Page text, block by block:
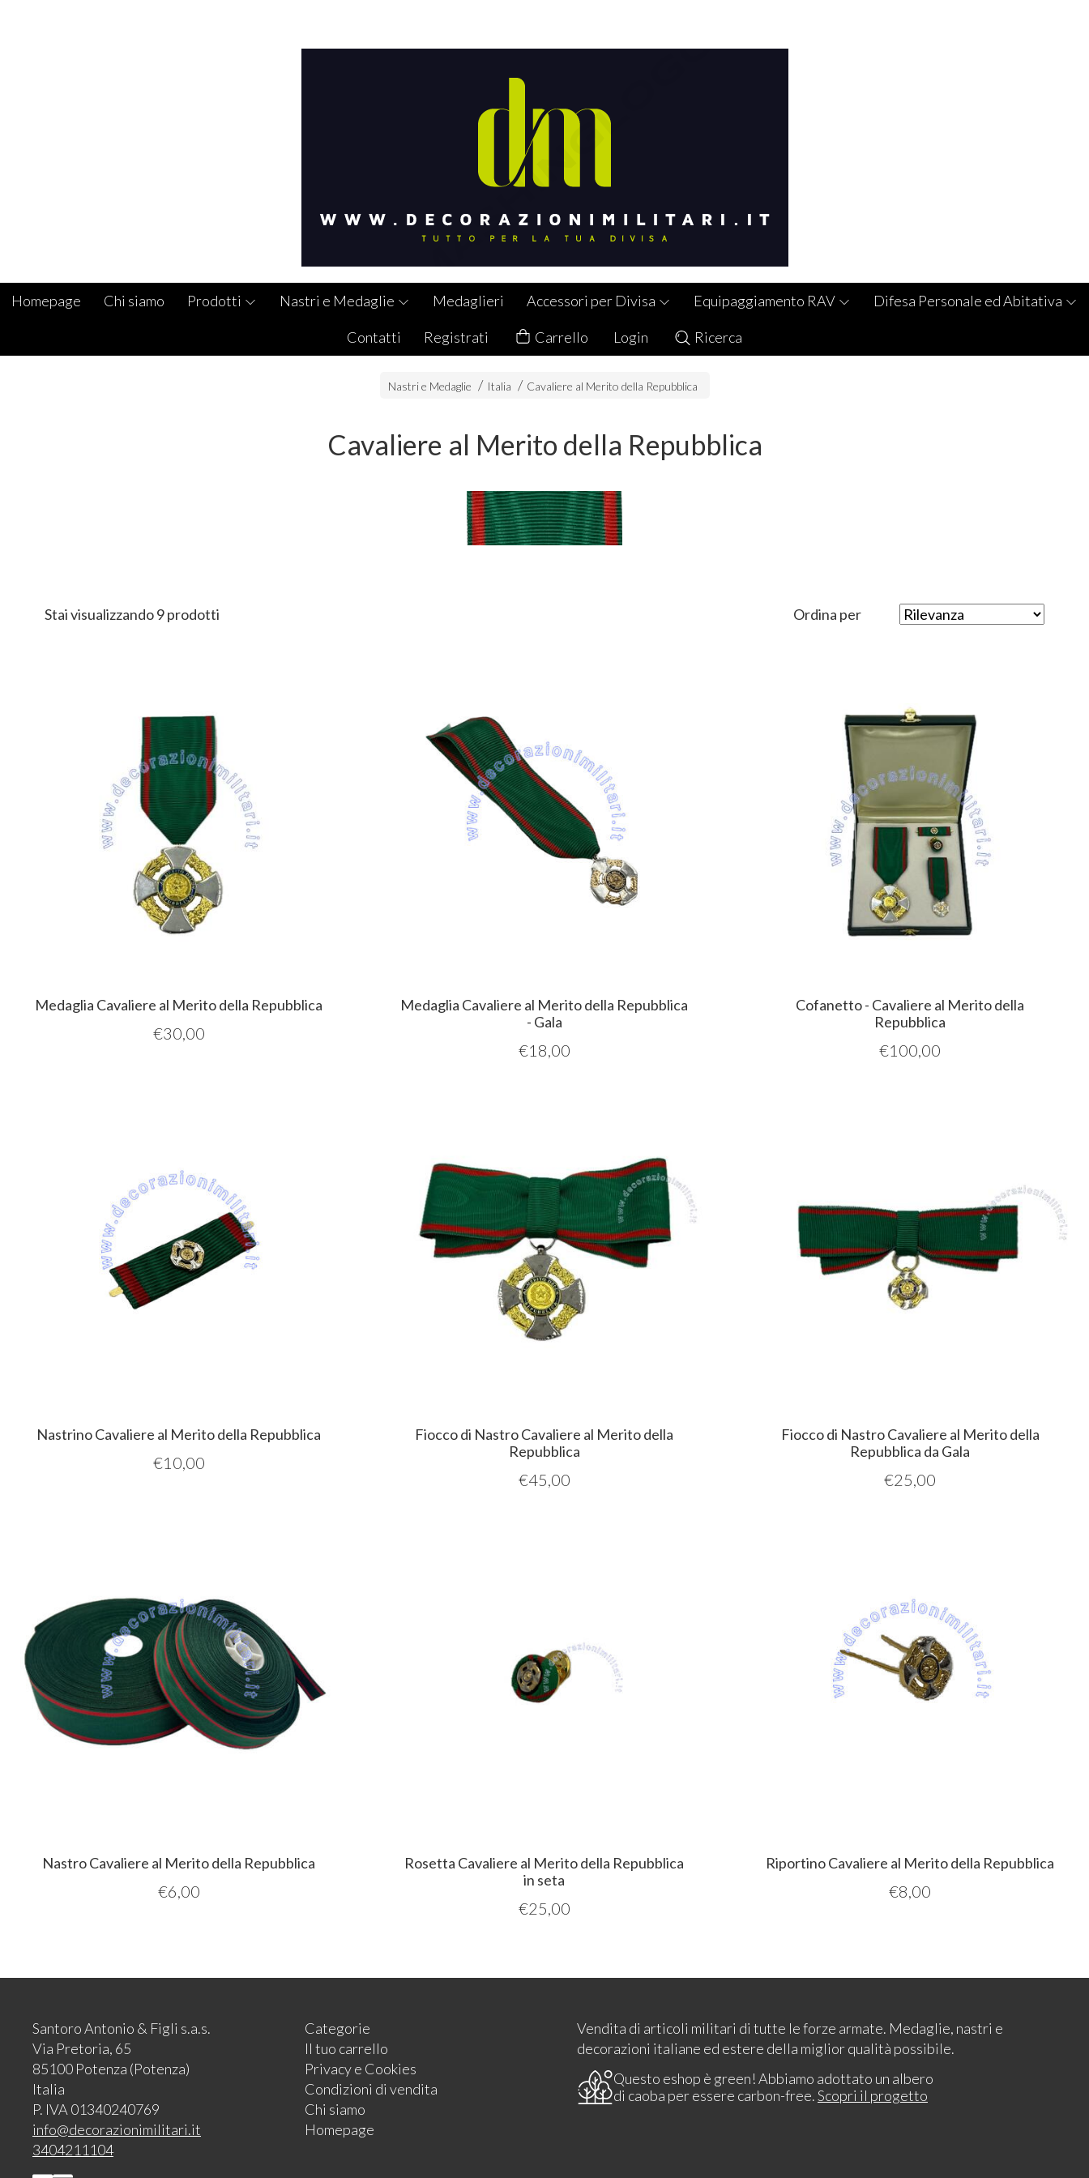
Homepage Chi siamo Prodotti Nastri e Medaglie Medaglieri Accessori per Divisa Equipaggiamento RAV Difesa Personale ed Abitativa
Contatti Registrati Carrello Login Ricerca
Nastri e Medaglie Italia Cavaliere al Merito della Repubblica
Cavaliere al Merito della Repubblica
Stai visualizzando 9 prodotti Ordina per
Medaglia Cavaliere al Merito della Repubblica
€30,00
Medaglia Cavaliere al Merito della Repubblica
- Gala
€18,00
Cofanetto - Cavaliere al Merito della
Repubblica
€100,00
Nastrino Cavaliere al Merito della Repubblica
€10,00
Fiocco di Nastro Cavaliere al Merito della
Repubblica
€45,00
Fiocco di Nastro Cavaliere al Merito della
Repubblica da Gala
€25,00
Nastro Cavaliere al Merito della Repubblica
€6,00
Rosetta Cavaliere al Merito della Repubblica
in seta
€25,00
Riportino Cavaliere al Merito della Repubblica
€8,00
Santoro Antonio & Figli s.a.s.
Via Pretoria, 65
85100 Potenza (Potenza)
Italia
P. IVA 01340240769
info@decorazionimilitari.it
3404211104
Categorie
Il tuo carrello
Privacy e Cookies
Condizioni di vendita
Chi siamo
Homepage
Vendita di articoli militari di tutte le forze armate. Medaglie, nastri e
decorazioni italiane ed estere della miglior qualità possibile.
Questo eshop è green! Abbiamo adottato un albero
di caoba per essere carbon-free.Scopri il progetto